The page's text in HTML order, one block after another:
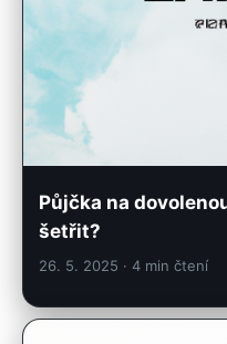
Půjčka na
šetřit?
26. 5. 2025 · 4 min čtení